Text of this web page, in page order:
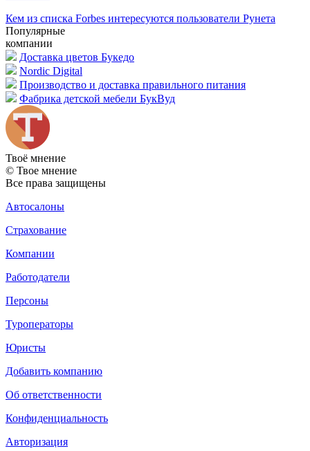
Кем из списка Forbes интересуются пользователи Рунета
Популярные
компании
Доставка цветов Букедо
Nordic Digital
Производство и доставка правильного питания
Фабрика детской мебели БукВуд
Твоё мнение
© Твое мнение
Все права защищены
Автосалоны
Страхование
Компании
Работодатели
Персоны
Туроператоры
Юристы
Добавить компанию
Об ответственности
Конфиденциальность
Авторизация